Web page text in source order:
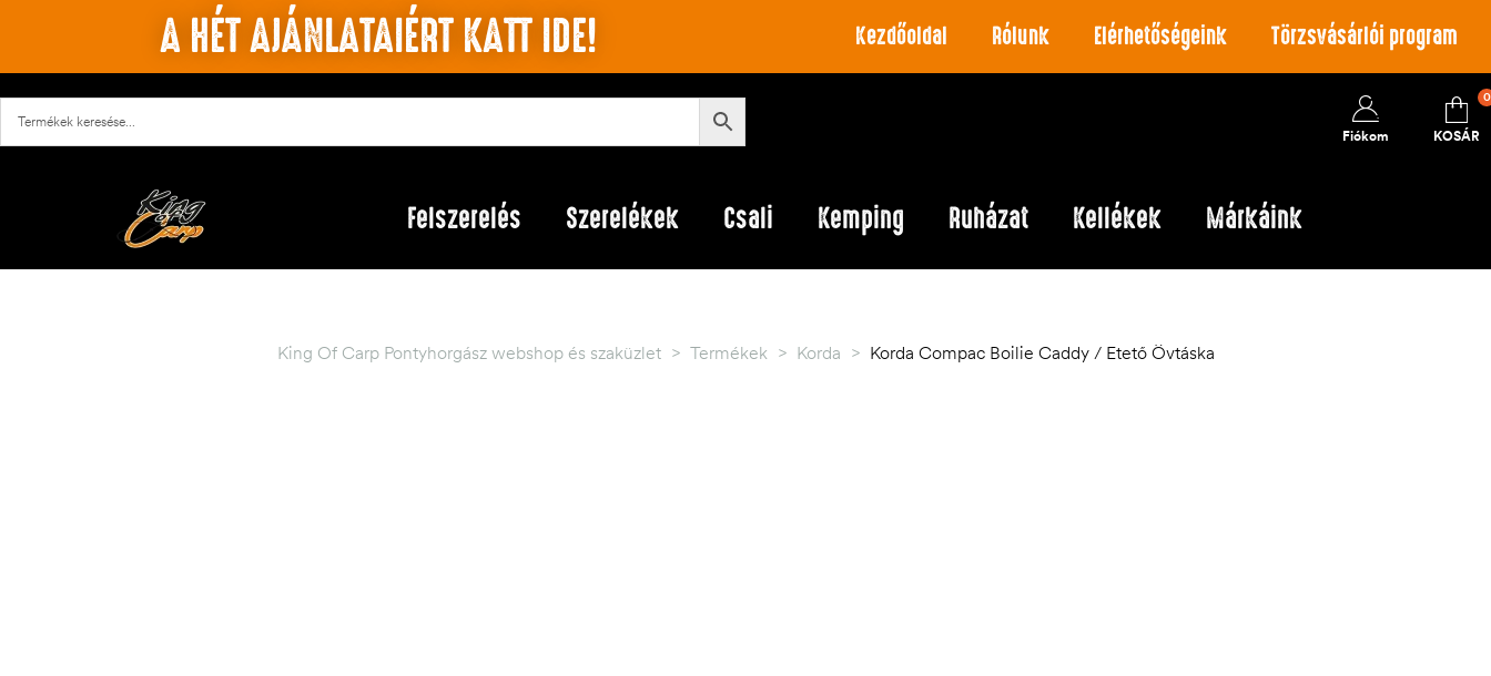
A HÉT AJÁNLATAIÉRT KATT IDE! Kezdőoldal Rólunk Elérhetőségeink Törzsvásárlói program
Fiókom KOSÁR
0
Felszerelés Szerelékek Csali Kemping Ruházat Kellékek Márkáink
King Of Carp Pontyhorgász webshop és szaküzlet > Termékek > Korda > Korda Compac Boilie Caddy / Etető Övtáska